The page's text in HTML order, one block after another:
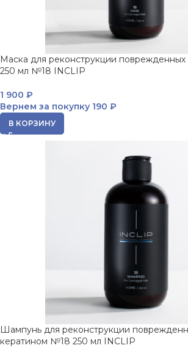
Маска для реконструкции поврежденных
250 мл №18 INCLIP
1 900 ₽
Вернем за покупку 190 ₽
В КОРЗИНУ
Шампунь для реконструкции
кератином №18 250 мл INCLIP